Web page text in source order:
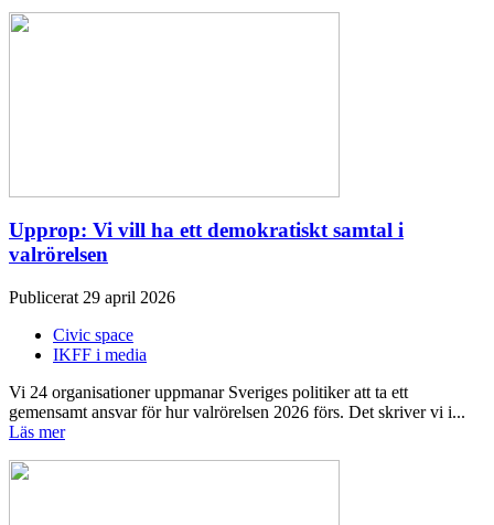
Upprop: Vi vill ha ett demokratiskt samtal i
valrörelsen
Publicerat 29 april 2026
Civic space
IKFF i media
Vi 24 organisationer uppmanar Sveriges politiker att ta ett
gemensamt ansvar för hur valrörelsen 2026 förs. Det skriver vi i...
Läs mer